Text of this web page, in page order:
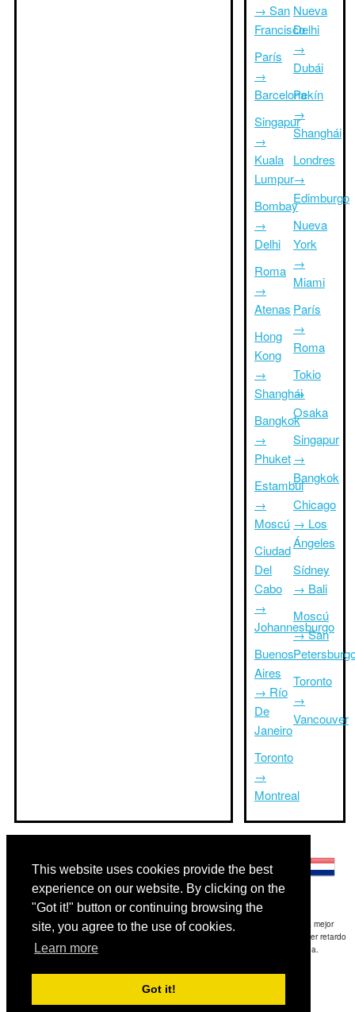
This website uses cookies provide the best
experience on our website. By clicking on the
"Got it!" button or continuing browsing the
site, you agree to the use of cookies.
Learn more
Got it!
→ San
Francisco
París
→
Barcelona
Singapur
→
Kuala
Lumpur
Bombay
→
Delhi
Roma
→
Atenas
Hong
Kong
→
Shanghái
Bangkok
→
Phuket
Estambul
→
Moscú
Ciudad
Del
Cabo
→
Johannesburgo
Buenos
Aires
→ Río
De
Janeiro
Toronto
→
Montreal
Nueva
Delhi
→
Dubái
Pekín
→
Shanghái
Londres
→
Edimburgo
Nueva
York
→
Miami
París
→
Roma
Tokio
→
Osaka
Singapur
→
Bangkok
Chicago
→ Los
Ángeles
Sídney
→ Bali
Moscú
→ San
Toronto
→
Vancouver
Exención de responsabilidad: La información mostrada en este sitio es nuestra mejor
estimación y sólo para su referencia.TripTimeTo.com no es responsable de cualquier retardo
de ida y / o consiguientes daños resultaron de la información proporcionada.
Copyright 2015-2026
Contact Usfor feedback.